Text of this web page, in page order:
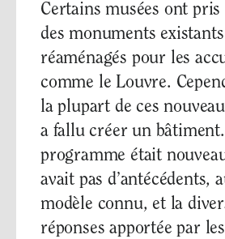
Certains musées ont pris
des monuments
réaménagés pour les
comme le Louvre.
la plupart de ces
a fallu créer un
programme était
avait pas d’antécédents,
modèle connu, et la
réponses apportée par les